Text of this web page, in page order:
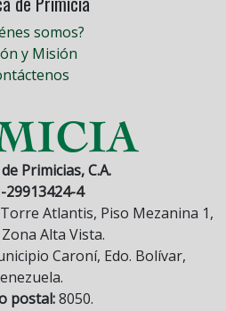
somos?
y Misión
Primicias, C.A.
29913424-4
Atlantis, Piso Mezanina 1,
Alta Vista.
Caroní, Edo. Bolívar,
postal:8050.